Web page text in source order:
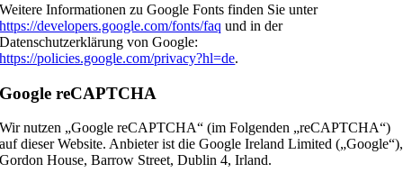
Weitere Informationen zu Google Fonts finden Sie unter
https://developers.google.com/fonts/faq und in der
Datenschutzerklärung von Google:
https://policies.google.com/privacy?hl=de.
Google reCAPTCHA
Wir nutzen „Google reCAPTCHA“ (im Folgenden „reCAPTCHA“)
auf dieser Website. Anbieter ist die Google Ireland Limited („Google“),
Gordon House, Barrow Street, Dublin 4, Irland.